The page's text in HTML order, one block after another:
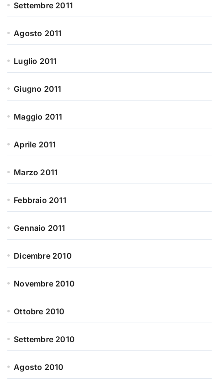
Settembre 2011
Agosto 2011
Luglio 2011
Giugno 2011
Maggio 2011
Aprile 2011
Marzo 2011
Febbraio 2011
Gennaio 2011
Dicembre 2010
Novembre 2010
Ottobre 2010
Settembre 2010
Agosto 2010